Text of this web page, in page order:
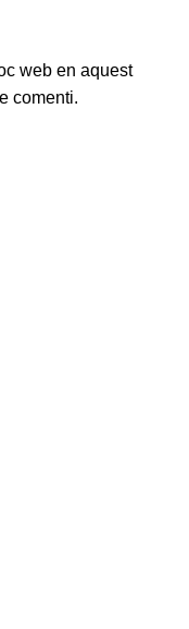
web en aquest
comenti.